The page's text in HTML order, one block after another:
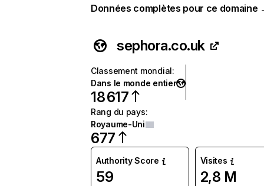
Données complètes pour ce domaine
sephora.co.uk
Classement mondial:
Dans le monde entier
18 617
Rang du pays:
Royaume-Uni
677
Authority Score
59
Visites
2,8 M